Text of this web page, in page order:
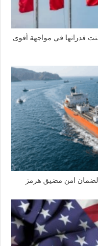
قدراتها في مواجهة أقوى
لضمان امن مضيق هرمز